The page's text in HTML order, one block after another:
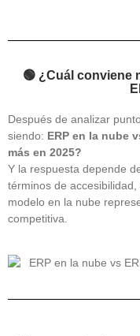
🟢 ¿Cuál conviene
Después de analizar
siendo: ERP en la nube
más en 2025?
Y la respuesta depende
términos de
modelo en la nube
competitiva.